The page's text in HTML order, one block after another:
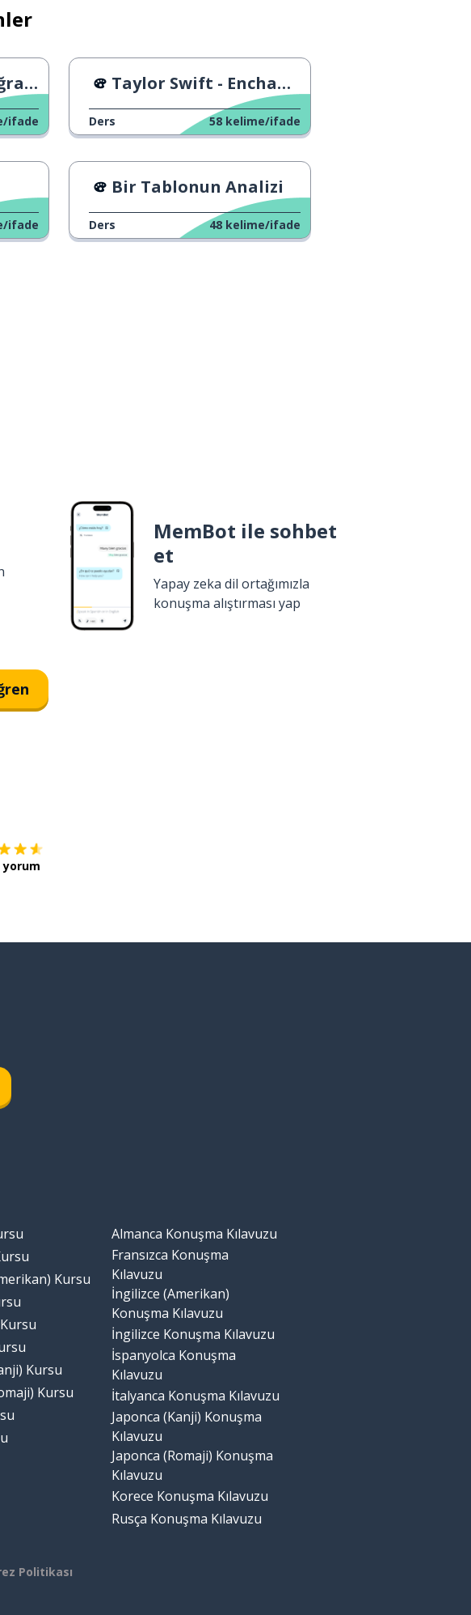
ifade
Taylor Swift - Enchanted
Ders 58 kelime/ifade
ifade
Bir Tablonun Analizi
Ders 48 kelime/ifade
MemBot ile sohbet
et
Yapay zeka dil ortağımızla
konuşma alıştırması yap
yorum
Kursu
Kursu
Kursu
Almanca Konuşma Kılavuzu
Fransızca Konuşma
Kılavuzu
İngilizce (Amerikan)
Konuşma Kılavuzu
İngilizce Konuşma Kılavuzu
İspanyolca Konuşma
Kılavuzu
İtalyanca Konuşma Kılavuzu
Japonca (Kanji) Konuşma
Kılavuzu
Japonca (Romaji) Konuşma
Kılavuzu
Korece Konuşma Kılavuzu
Rusça Konuşma Kılavuzu
Politikası